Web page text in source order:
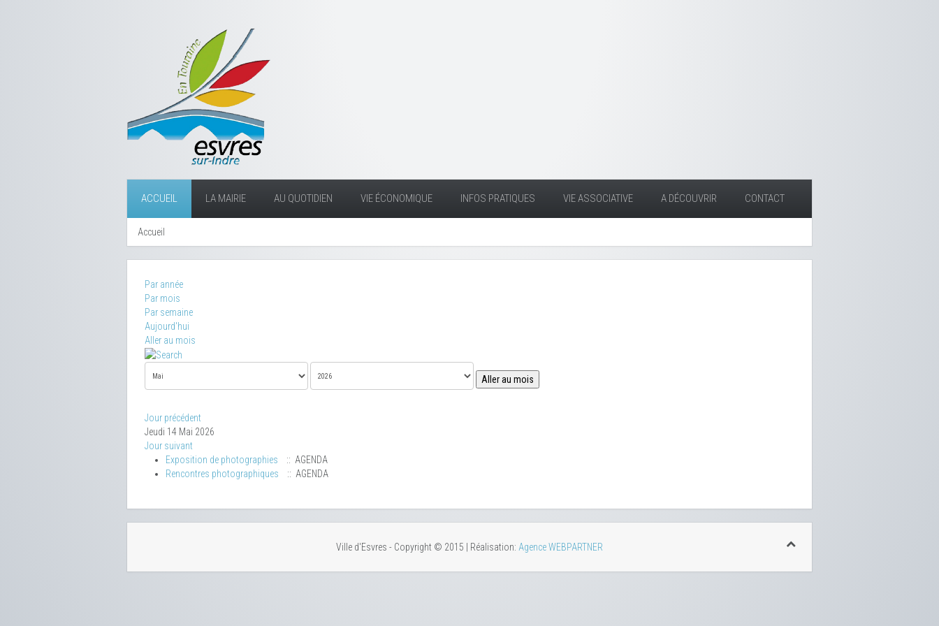
ACCUEIL LA MAIRIE AU QUOTIDIEN VIE ÉCONOMIQUE INFOS PRATIQUES VIE ASSOCIATIVE A DÉCOUVRIR CONTACT
Accueil
Par année
Par mois
Par semaine
Aujourd'hui
Aller au mois
Aller au mois
Jour précédent
Jeudi 14 Mai 2026
Jour suivant
Exposition de photographies
:: AGENDA
Rencontres photographiques
:: AGENDA
Ville d'Esvres - Copyright © 2015 | Réalisation: Agence WEBPARTNER